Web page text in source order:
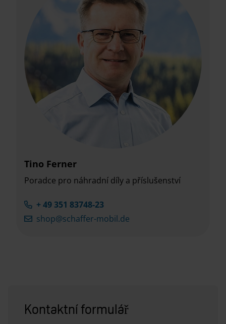
Tino Ferner
Poradce pro náhradní díly a příslušenství
+ 49 351 83748-23
shop@schaffer-mobil.de
Kontaktní formulář